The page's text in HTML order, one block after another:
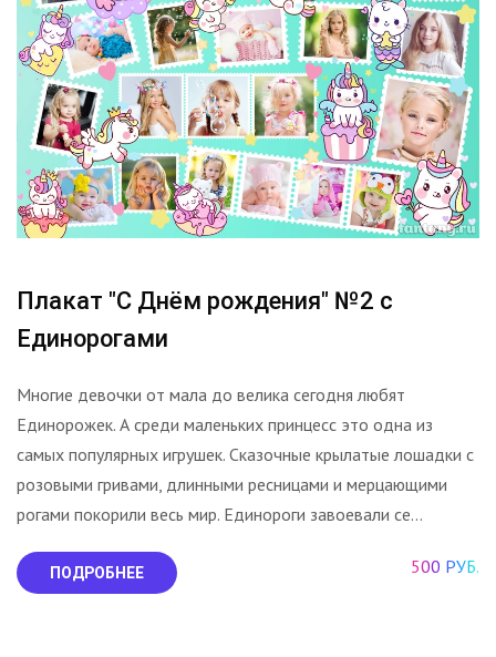
Плакат "С Днём рождения" №2 с
Единорогами
Многие девочки от мала до велика сегодня любят
Единорожек. А среди маленьких принцесс это одна из
самых популярных игрушек. Сказочные крылатые лошадки с
розовыми гривами, длинными ресницами и мерцающими
рогами покорили весь мир. Единороги завоевали се...
ПОДРОБНЕЕ 500 РУБ.